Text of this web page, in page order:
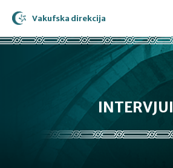
Vakufska direkcija
INTERVJUI